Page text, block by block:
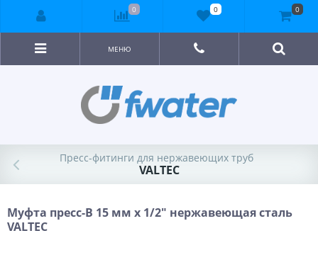
МЕНЮ
Пресс-фитинги для нержавеющих труб
VALTEC
Муфта пресс-В 15 мм х 1/2" нержавеющая сталь
VALTEC
0 0 0